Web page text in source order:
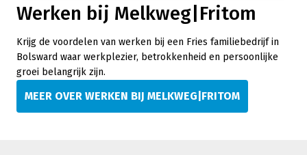
Werken bij Melkweg|Fritom
Krijg de voordelen van werken bij een Fries familiebedrijf in
Bolsward waar werkplezier, betrokkenheid en persoonlijke
groei belangrijk zijn.
MEER OVER WERKEN BIJ MELKWEG|FRITOM